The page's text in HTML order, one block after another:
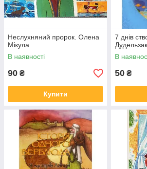
Неслухняний пророк. Олена
Мікула
В наявності
90 ₴
Купити
7 днів
Дудельзак
В
50 ₴